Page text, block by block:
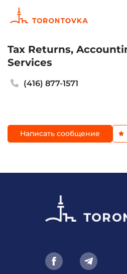
Tax Returns,
Services
(416) 877-1571
Написать сообщение